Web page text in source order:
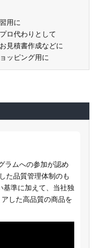
用に
ロ代わりとして
見積書作成などに
ッピング用に
ラムへの参加が認め
た品質管理体制のも
基準に加えて、当社独
した高品質の商品を